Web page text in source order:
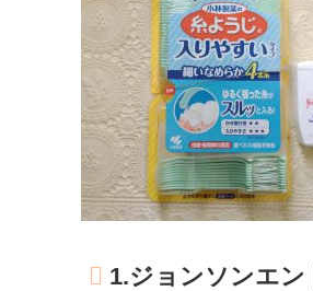
1.ジョンソンエ